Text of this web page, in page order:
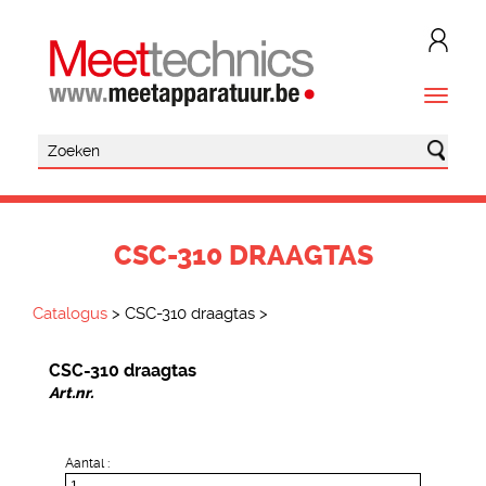
CSC-310 DRAAGTAS
Catalogus > CSC-310 draagtas >
CSC-310 draagtas
Art.nr.
Aantal :